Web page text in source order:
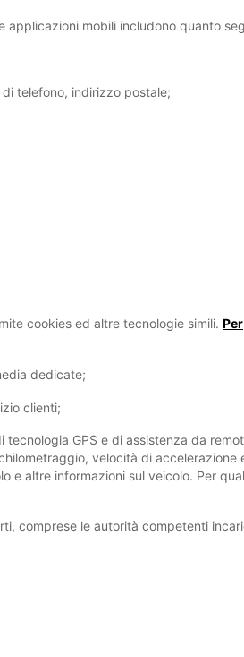
mobili includono quanto
telefono, indirizzo postale;
cookies ed altre tecnologie simili. Per
dedicate;
clienti;
GPS e di assistenza da
velocità di accelerazione
e altre informazioni sul veicolo. Per
comprese le autorità competenti